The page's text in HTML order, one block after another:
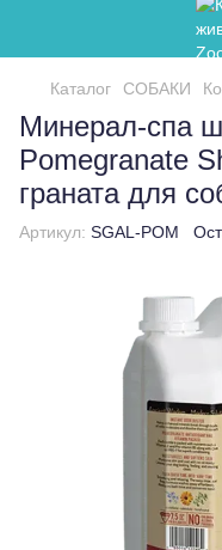
Каталог СОБАКИ
Минерал-спа
Pomegranate
граната для
Артикул: SGAL-POM